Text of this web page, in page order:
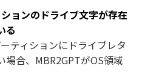
ョンのドライブ文字が存在
る
ティションにドライブレタ
合、MBR2GPTがOS領域